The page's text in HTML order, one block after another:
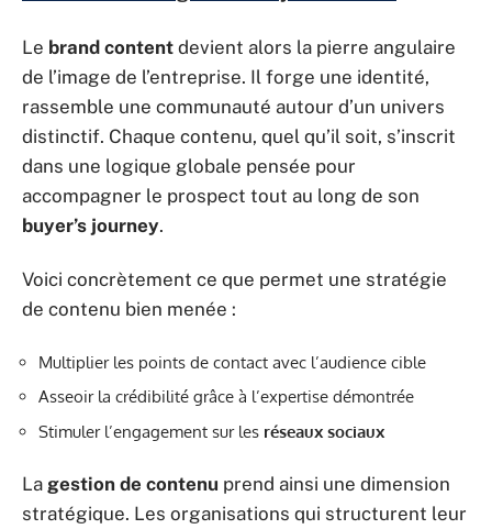
Le brand content devient alors la pierre angulaire
de l’image de l’entreprise. Il forge une identité,
rassemble une communauté autour d’un univers
distinctif. Chaque contenu, quel qu’il soit, s’inscrit
dans une logique globale pensée pour
accompagner le prospect tout au long de son
buyer’s journey.
Voici concrètement ce que permet une stratégie
de contenu bien menée :
Multiplier les points de contact avec l’audience cible
Asseoir la crédibilité grâce à l’expertise démontrée
Stimuler l’engagement sur les réseaux sociaux
La gestion de contenu prend ainsi une dimension
stratégique. Les organisations qui structurent leur